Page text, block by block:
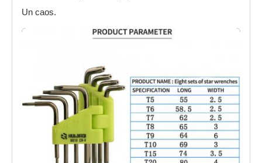
Un caos.